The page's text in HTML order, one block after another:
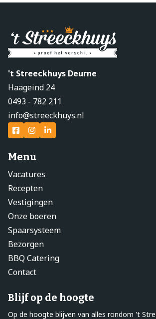
't Streeckhuys Deurne
Haageind 24
0493 - 782 211
info@streeckhuys.nl
Menu
Vacatures
Recepten
Vestigingen
Onze boeren
Spaarsysteem
Bezorgen
BBQ Catering
Contact
Blijf op de hoogte
Op de hoogte blijven van alles rondom 't